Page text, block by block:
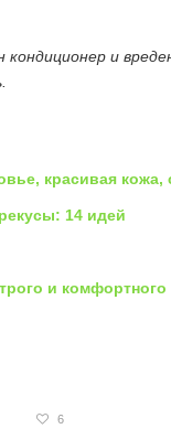
и
красивая кожа,
14 идей
и комфортного
6